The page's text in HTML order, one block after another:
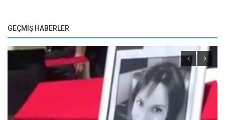
GEÇMIŞ HABERLER